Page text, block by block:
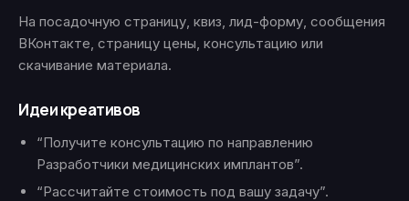
На посадочную страницу, квиз, лид-форму, сообщения
ВКонтакте, страницу цены, консультацию или
скачивание материала.
Идеи креативов
“Получите консультацию по направлению
Разработчики медицинских имплантов”.
“Рассчитайте стоимость под вашу задачу”.